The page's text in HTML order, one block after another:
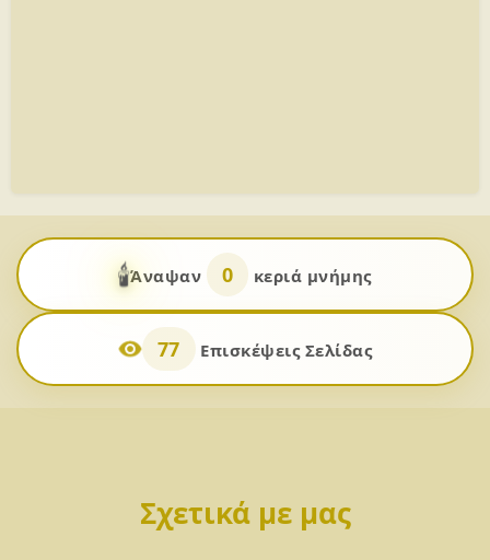
🕯️Άναψαν 0 κεριά μνήμης
77 Επισκέψεις Σελίδας
Σχετικά με μας